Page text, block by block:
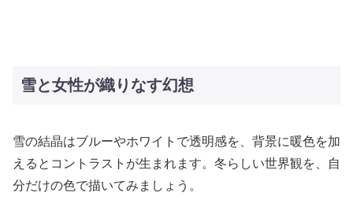
雪と女性が織りなす幻想
雪の結晶はブルーやホワイトで透明感を、背景に暖色を加
えるとコントラストが生まれます。冬らしい世界観を、自
分だけの色で描いてみましょう。